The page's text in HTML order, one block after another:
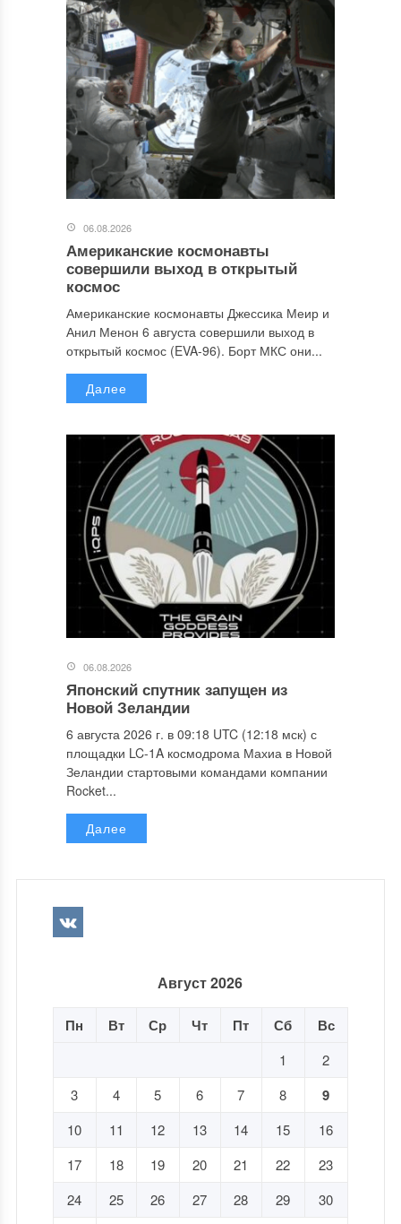
06.08.2026
Американские космонавты
совершили выход в открытый
космос
Американские космонавты Джессика Меир и
Анил Менон 6 августа совершили выход в
открытый космос (EVA-96). Борт МКС они...
Далее
06.08.2026
Японский спутник запущен из
Новой Зеландии
6 августа 2026 г. в 09:18 UTC (12:18 мск) с
площадки LC-1A космодрома Махиа в Новой
Зеландии стартовыми командами компании
Rocket...
Далее
Август 2026
Пн Вт Ср Чт Пт Сб Вс
1
2
3
4 5 6 7 8 9
10 11 12 13 14 15
16
17
18 19 20 21 22
23
24
25 26 27 28 29
30